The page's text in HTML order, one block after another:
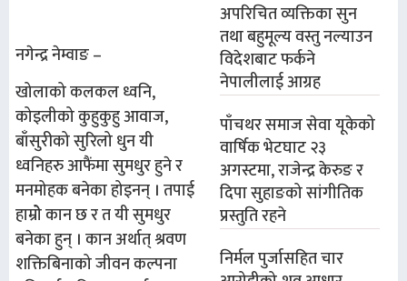
नगेन्द्र नेम्वाङ –
खोलाको कलकल ध्वनि,
कोइलीको कुहुकुहु आवाज,
बाँसुरीको सुरिलो धुन यी
ध्वनिहरु आफैंमा सुमधुर हुने र
मनमोहक बनेका होइनन् । तपाई
हाम्रोे कान छ र त यी सुमधुर
बनेका हुन् । कान अर्थात् श्रवण
शक्तिबिनाको जीवन कल्पना
अपरिचित व्यक्तिका सुन
तथा बहुमूल्य वस्तु नल्याउन
विदेशबाट फर्कने
नेपालीलाई आग्रह
पाँचथर समाज सेवा यूकेको
वार्षिक भेटघाट २३
अगस्टमा, राजेन्द्र केरुङ र
दिपा सुहाङको सांगीतिक
प्रस्तुति रहने
निर्मल पुर्जासहित चार